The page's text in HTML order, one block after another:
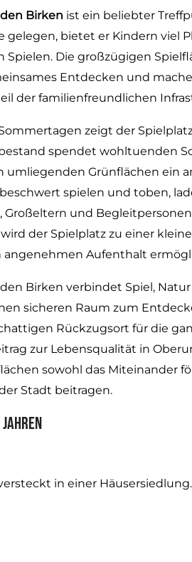
Birken ist ein beliebter
gelegen, bietet er Kindern viel
Spielen. Die großzügigen
Entdecken und
der familienfreundlichen
zeigt der
spendet wohltuenden
umliegenden Grünflächen ein
spielen und toben,
Großeltern und
der Spielplatz zu einer
angenehmen Aufenthalt
Birken verbindet Spiel,
sicheren Raum zum
Rückzugsort für die
zur Lebensqualität in
sowohl das Miteinander
Stadt beitragen.
in einer